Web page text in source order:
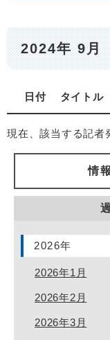
2024年 9月
日付 タイトル
現在、該当する記者
情
2026年
2026年1月
2026年2月
2026年3月